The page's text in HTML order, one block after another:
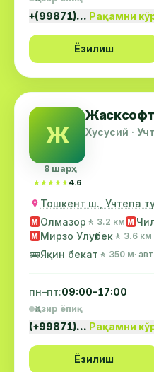
+(99871)… Рақамни
Ёзилиш
Ж
8 шарҳ
★★★★★
★★★★★ 4.6
Хусусий ·
Тошкент ш., Учтепа
М Олмазор 🚶 3.2 км М
М Мирзо Улуғбек 🚶 3.6 км
🚌Яқин бекат 🚶 350 м·
пн–пт:09:00–17:00
Ҳозир ёпиқ
(+99871)… Рақамни
Ёзилиш